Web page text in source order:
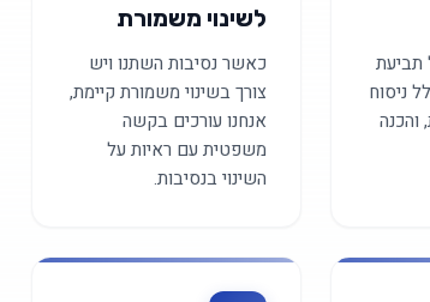
תביעת
ניסוח
והכנה
לשינוי משמורת
כאשר נסיבות השתנו ויש
צורך בשינוי משמורת קיימת,
אנחנו עורכים בקשה
משפטית עם ראיות על
השינוי בנסיבות.